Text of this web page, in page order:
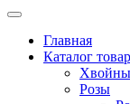
Главная
Каталог
Розы